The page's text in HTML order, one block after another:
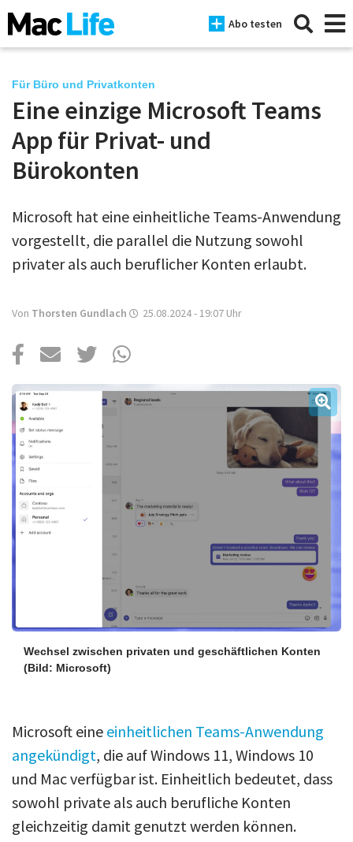
Abo testen
News
iPhone
iPad
Tests
Magazine
Über uns
Podcast
Mac Life+
Für Büro und Privatkonten
Eine einzige Microsoft Teams
App für Privat- und
Bürokonten
Microsoft hat eine einheitliche Teams-Anwendung
vorgestellt, die parallel die Nutzung sowohl
privater als auch beruflicher Konten erlaubt.
Von Thorsten Gundlach 25.08.2024 - 19:07 Uhr
Wechsel zwischen privaten und geschäftlichen Konten
(Bild: Microsoft)
Microsoft eine einheitlichen Teams-Anwendung
angekündigt, die auf Windows 11, Windows 10
und Mac verfügbar ist. Einheitlich bedeutet, dass
sowohl private als auch berufliche Konten
gleichzeitig damit genutzt werden können.